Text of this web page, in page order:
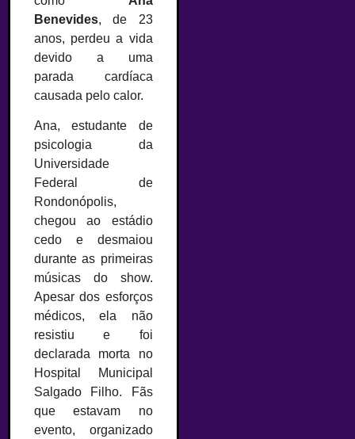
Benevides, de 23
anos, perdeu a vida
devido a uma
parada cardíaca
causada pelo calor.
Ana, estudante de
psicologia da
Universidade
Federal de
Rondonópolis,
chegou ao estádio
cedo e desmaiou
durante as primeiras
músicas do show.
Apesar dos esforços
médicos, ela não
resistiu e foi
declarada morta no
Hospital Municipal
Salgado Filho. Fãs
que estavam no
evento, organizado